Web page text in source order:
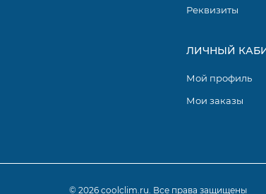
Реквизиты
ЛИЧНЫЙ
Мой профиль
Мои заказы
© 2026 coolclim.ru. Все права защищены